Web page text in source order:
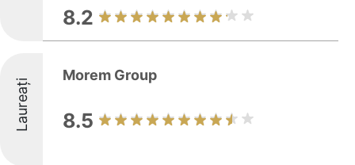
8.2
Laureați
Morem Group
8.5